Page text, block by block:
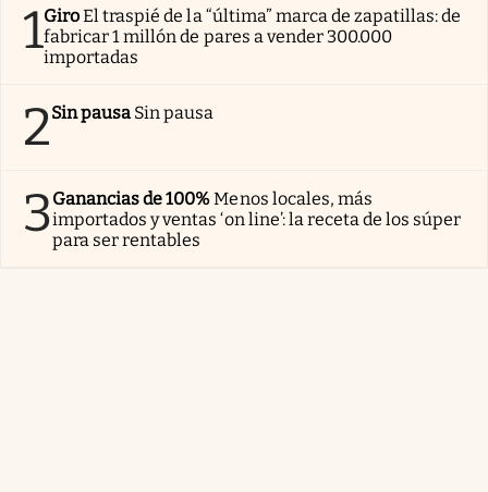
1GiroEl traspié de la “última” marca de zapatillas: de
fabricar 1 millón de pares a vender 300.000
importadas
2Sin pausa Sin pausa
3Ganancias de 100%Menos locales, más
importados y ventas ‘on line’: la receta de los súper
para ser rentables